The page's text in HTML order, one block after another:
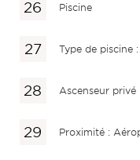
Piscine
Type de piscine
Ascenseur privé
Proximité :